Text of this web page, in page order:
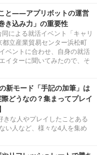
と――アプリボットの運営
き込み力」の重要性
による就活イベント「キャリ
立産業貿易センター浜松町
ベントに合わせ、自身の就活
イターに聞いてみたので、そ
新モード「手記の加筆」は
どうなの？集まってプレイ
きな人やプレイしたことある
い人など、様々な4人を集め